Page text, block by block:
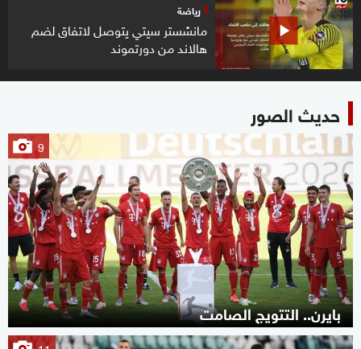
رياضة
مانشستر سيتي يتوصل لاتفاق لضم
هالاند من دورتموند
حديث الصور
9
بايرن.. التتويج الصامت